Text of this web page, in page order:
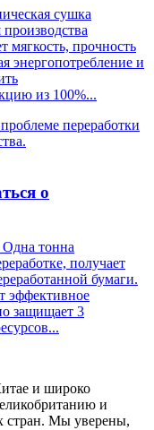
сушка
мягкость, прочность
энергопотребление и
из 100%...
о
Одна тонна
получает
бумаги.
эффективное
защищает 3
и широко
и
стран. Мы уверены,